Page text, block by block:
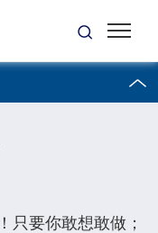
只要你敢想敢做；